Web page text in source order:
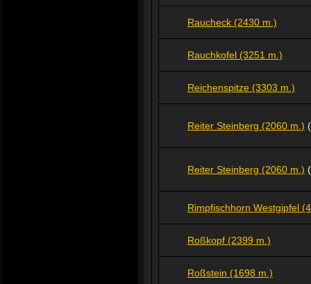
Raucheck (2430 m.)
Rauchkofel (3251 m.)
Reichenspitze (3303 m.)
Reiter Steinberg (2060 m.)
Reiter Steinberg (2060 m.)
Rimpfischhorn Westgipfel
Roßkopf (2399 m.)
Roßstein (1698 m.)